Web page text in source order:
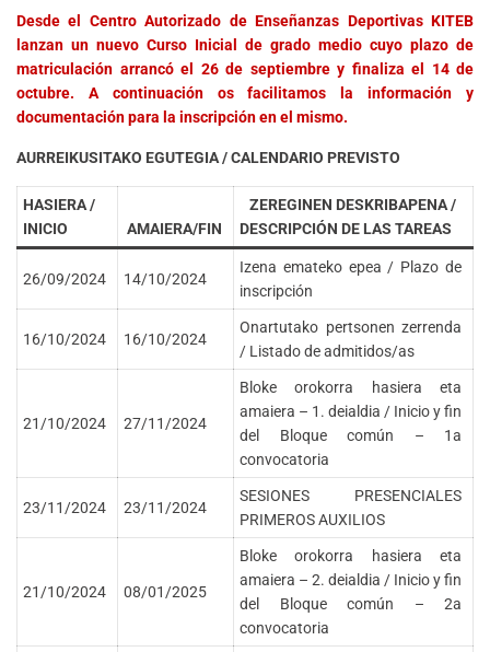
Desde el Centro Autorizado de Enseñanzas Deportivas KITEB
lanzan un nuevo Curso Inicial de grado medio cuyo plazo de
matriculación arrancó el 26 de septiembre y finaliza el 14 de
octubre. A continuación os facilitamos la información y
documentación para la inscripción en el mismo.
AURREIKUSITAKO EGUTEGIA / CALENDARIO PREVISTO
HASIERA /
INICIO
AMAIERA/FIN
ZEREGINEN DESKRIBAPENA /
DESCRIPCIÓN DE LAS TAREAS
26/09/2024 14/10/2024
Izena emateko epea / Plazo de
inscripción
16/10/2024 16/10/2024
Onartutako pertsonen zerrenda
/ Listado de admitidos/as
21/10/2024 27/11/2024
Bloke orokorra hasiera eta
amaiera – 1. deialdia / Inicio y fin
del Bloque común – 1a
convocatoria
23/11/2024 23/11/2024
SESIONES PRESENCIALES
PRIMEROS AUXILIOS
21/10/2024 08/01/2025
Bloke orokorra hasiera eta
amaiera – 2. deialdia / Inicio y fin
del Bloque común – 2a
convocatoria